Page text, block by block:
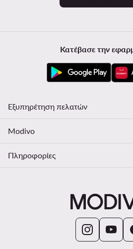
Κατέβασε την
Εξυπηρέτηση πελατών
Modivo
Πληροφορίες